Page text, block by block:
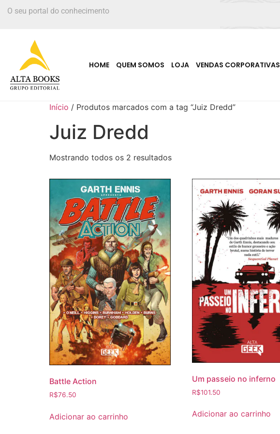
O seu portal do conhecimento
HOME QUEM SOMOS LOJA VENDAS CORPORATIVAS
Início / Produtos marcados com a tag “Juiz Dredd”
Juiz Dredd
Mostrando todos os 2 resultados
Battle Action
R$76.50
Adicionar ao carrinho
Um passeio no inferno
R$101.50
Adicionar ao carrinho